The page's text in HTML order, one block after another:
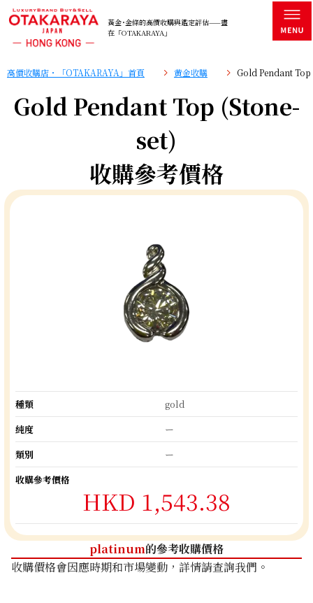
黃金･金條的高價收購與鑑定評估——盡
在「OTAKARAYA」
高價收購店・「OTAKARAYA」首頁 黄金收購 Gold Pendant Top
Gold Pendant Top (Stone-
set)
收購參考價格
種類
gold
純度
ー
類別
ー
收購參考價格
HKD 1,543.38
platinum的參考收購價格
收購價格會因應時期和市場變動，詳情請查詢我們。